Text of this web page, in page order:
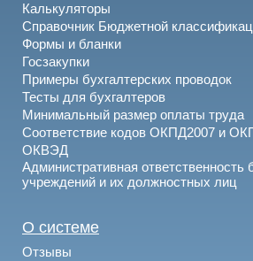
Калькуляторы
Справочник Бюджетной
Формы и бланки
Госзакупки
Примеры бухгалтерских проводок
Тесты для бухгалтеров
Минимальный размер оплаты труда
Соответствие кодов ОКПД2007 и
ОКВЭД
Административная
учреждений и их должностных лиц
О системе
Отзывы